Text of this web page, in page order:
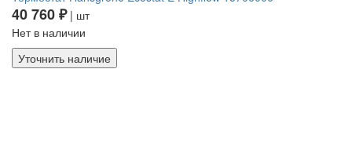
40 760 ₽| шт
Нет в наличии
Уточнить наличие